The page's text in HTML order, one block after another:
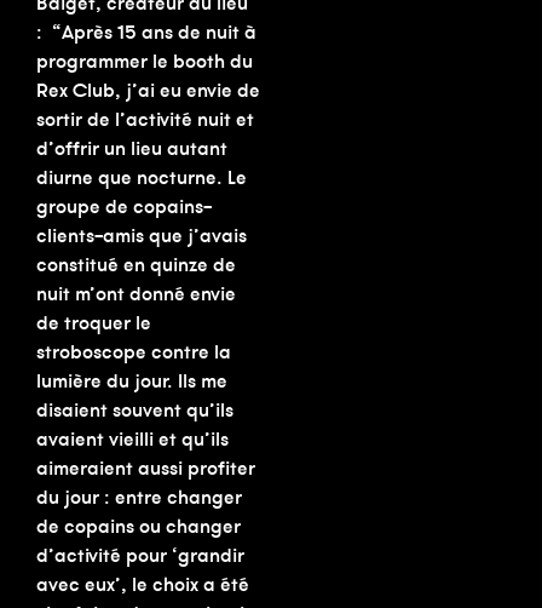
: “Après 15 ans de nuit à
programmer le booth du
Rex Club, j’ai eu envie de
sortir de l’activité nuit et
d’offrir un lieu autant
diurne que nocturne. Le
groupe de copains-
clients-amis que j’avais
constitué en quinze de
nuit m’ont donné envie
de troquer le
stroboscope contre la
lumière du jour. Ils me
disaient souvent qu’ils
avaient vieilli et qu’ils
aimeraient aussi profiter
du jour : entre changer
de copains ou changer
d’activité pour ‘grandir
avec eux’, le choix a été